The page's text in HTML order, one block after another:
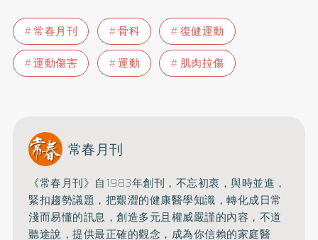
常春月刊 骨科
復健運動
運動傷害
運動 肌肉拉傷
常春月刊
《常春月刊》自1983年創刊，不忘初衷，與時並進，
緊扣趨勢議題，把艱澀的健康醫學知識，轉化成日常
淺而易懂的訊息，創造多元且權威嚴謹的內容， 不道
聽途說，提供最正確的觀念，成為你信賴的家庭醫